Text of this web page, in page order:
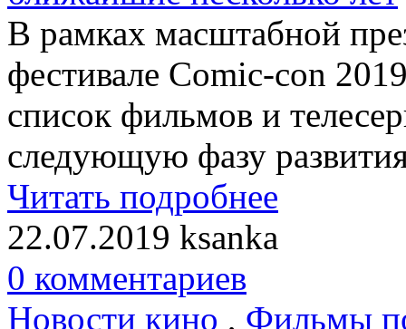
В рамках масштабной
фестивале Comic-con
список фильмов и
следующую фазу
Читать подробнее
22.07.2019 ksanka
0 комментариев
Новости кино , Фильмы